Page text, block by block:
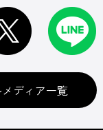
ディア一覧